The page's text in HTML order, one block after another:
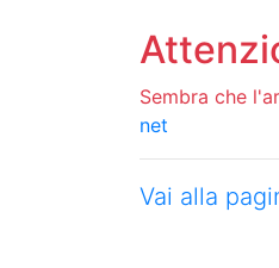
Sembra che
net
Vai alla